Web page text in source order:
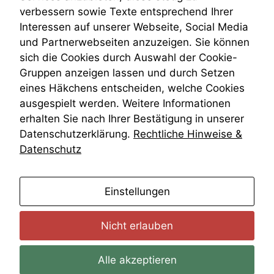
VRK
Wiederherstellungsanordnung
Zivilprozessordnung
ZPO
Zustellfiktion
Zuständigkeit
Öffentliches Personalrecht
Öffentlichkeitsprinzip
verbessern sowie Texte entsprechend Ihrer
Interessen auf unserer Webseite, Social Media
und Partnerwebseiten anzuzeigen. Sie können
sich die Cookies durch Auswahl der Cookie-
Gruppen anzeigen lassen und durch Setzen
eines Häkchens entscheiden, welche Cookies
ausgespielt werden. Weitere Informationen
erhalten Sie nach Ihrer Bestätigung in unserer
Datenschutzerklärung. Rechtliche Hinweise &
Datenschutz
Einstellungen
Nicht erlauben
Alle akzeptieren